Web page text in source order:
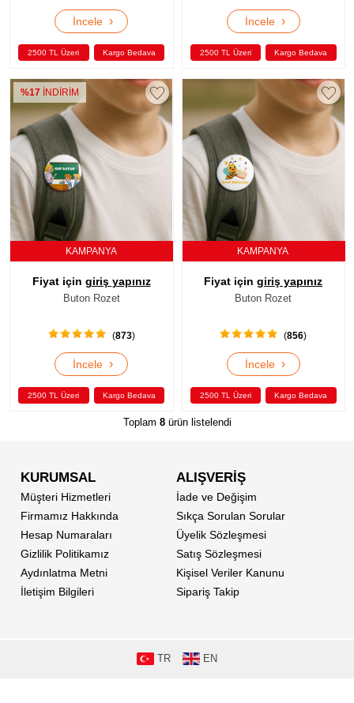
İncele ›
2500 TL Üzeri Kargo Bedava
İncele ›
2500 TL Üzeri Kargo Bedava
%17 İNDİRİM
KAMPANYA
Fiyat için giriş yapınız
Buton Rozet
(873)
İncele ›
2500 TL Üzeri Kargo Bedava
KAMPANYA
Fiyat için giriş yapınız
Buton Rozet
(856)
İncele ›
2500 TL Üzeri Kargo Bedava
Toplam 8ürün listelendi
KURUMSAL
Müşteri Hizmetleri
Firmamız Hakkında
Hesap Numaraları
Gizlilik Politikamız
Aydınlatma Metni
İletişim Bilgileri
ALIŞVERİŞ
İade ve Değişim
Sıkça Sorulan Sorular
Üyelik Sözleşmesi
Satış Sözleşmesi
Kişisel Veriler Kanunu
Sipariş Takip
TR EN